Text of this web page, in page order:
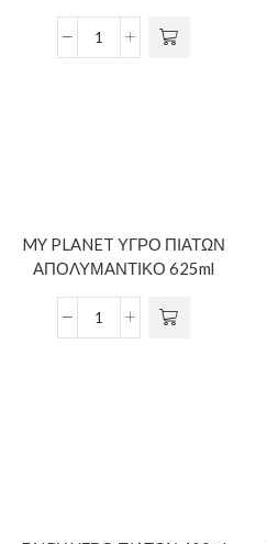
MY PLANET ΥΓΡΟ ΠΙΑΤΩΝ
ΑΠΟΛΥΜΑΝΤΙΚΟ 625ml